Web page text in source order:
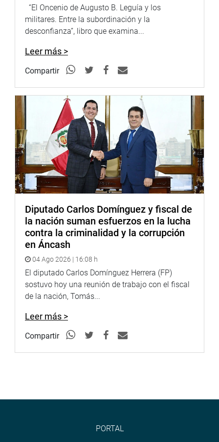
Comisión de Defensa del Consumidor, Wilson Quispe
Mamani
“El Oncenio de Augusto B. Leguía y los
militares. Entre la subordinación y la
desconfianza”, libro que examina...
Leer más >
Compartir
Diputado Carlos Domínguez y fiscal de
la nación suman esfuerzos en la lucha
contra la criminalidad y la corrupción
en Áncash
04 Ago 2026 | 16:08 h
El diputado Carlos Domínguez Herrera (FP)
sostuvo hoy una reunión de trabajo con el fiscal
de la nación, Tomás...
Leer más >
Compartir
PORTAL